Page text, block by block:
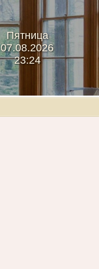
Пятница
07.08.2026
23:24